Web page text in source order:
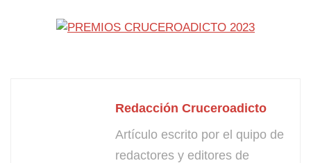
Redacción Cruceroadicto
Artículo escrito por el quipo de
redactores y editores de